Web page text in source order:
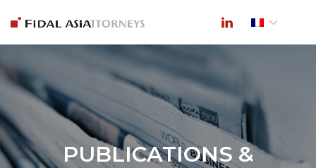
PUBLICATIONS &